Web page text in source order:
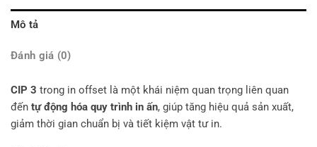
Mô tả
Đánh giá (0)
CIP 3 trong in offset là một khái niệm quan trọng liên quan
đến tự động hóa quy trình in ấn, giúp tăng hiệu quả sản xuất,
giảm thời gian chuẩn bị và tiết kiệm vật tư in.